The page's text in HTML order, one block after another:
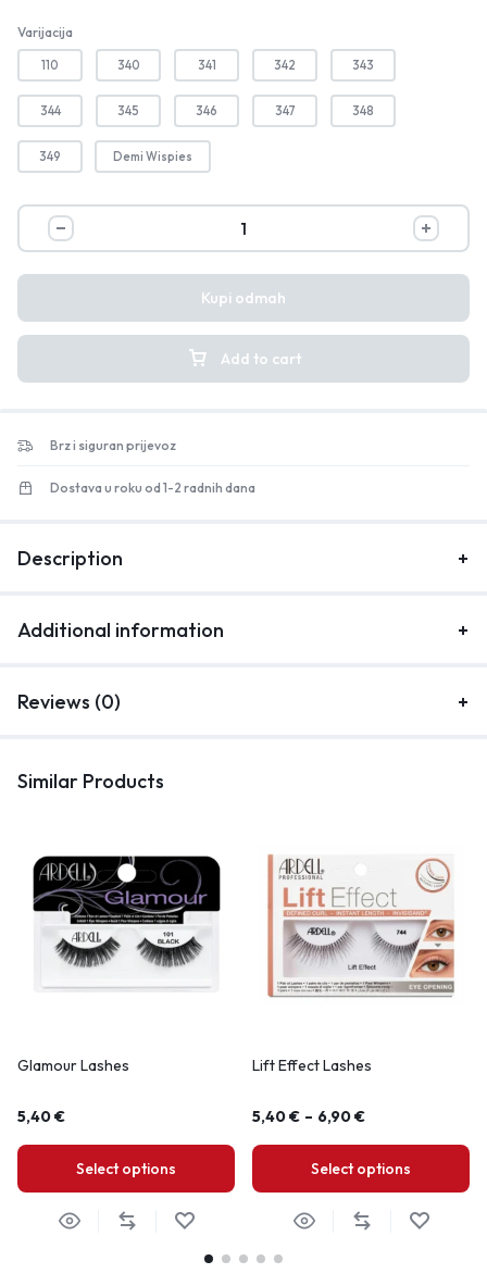
Varijacija
110 340 341 342 343
344 345 346 347 348
349 Demi Wispies
Add to cart
Kupi odmah
Brz i siguran prijevoz
Dostava u roku od 1-2 radnih dana
Description
Additional information
Reviews (0)
Similar Products
Glamour Lashes
5,40€
Select options
Lift Effect Lashes
5,40€ – 6,90€
Select options